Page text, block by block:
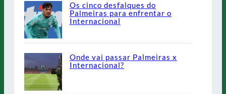
Os cinco desfalques do
Palmeiras para enfrentar o
Internacional
Onde vai passar Palmeiras x
Internacional?